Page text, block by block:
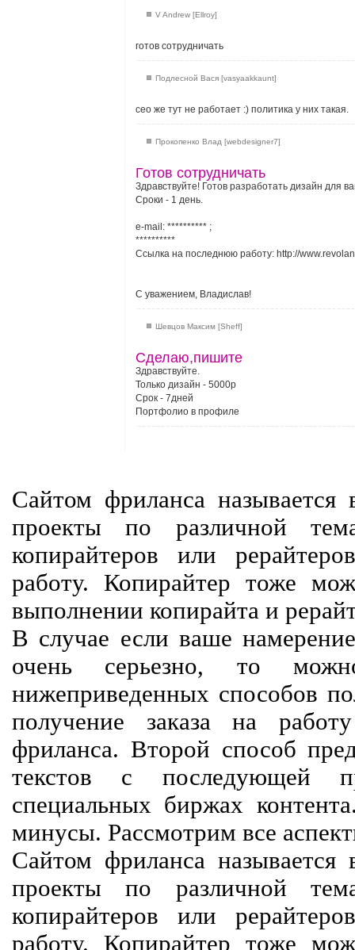
V Andrew [Ellroy]
готов сотрудничать
Подлесной Вася [vasyaakkaunt]
сео же тут не работает :) политика у них такая.
Прокопенко Влад [webdesigner7]
Готов сотрудничать
Здравствуйте! Готов разработать дизайн для
Сроки - 1 день.
e-mail: ********** ;
**********
Ссылка на последнюю работу: http://
С уважением, Владислав!
Шевцов Максим [Sheff]
Сделаю,пишите
Здравствуйте.
Только дизайн - 5000р
Срок - 7дней
Портфолио в профиле
Сайтом фриланса называется
проекты по различной
копирайтеров или
работу. Копирайтер тоже
выполнении копирайта и
В случае если ваше
очень серьезно, то
нижеприведенных способов
получение заказа на
фриланса. Второй способ
текстов с последующей
специальных биржах
минусы. Рассмотрим все
Сайтом фриланса называется
проекты по различной
копирайтеров или
работу. Копирайтер тоже